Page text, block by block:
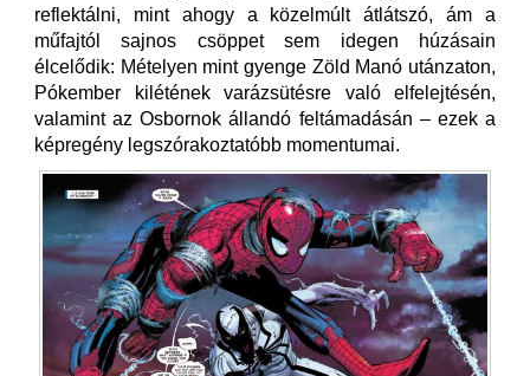
reflektálni, mint ahogy a közelmúlt átlátszó, ám a
műfajtól sajnos csöppet sem idegen húzásain
élcelődik: Mételyen mint gyenge Zöld Manó utánzaton,
Pókember kilétének varázsütésre való elfelejtésén,
valamint az Osbornok állandó feltámadásán – ezek a
képregény legszórakoztatóbb momentumai.